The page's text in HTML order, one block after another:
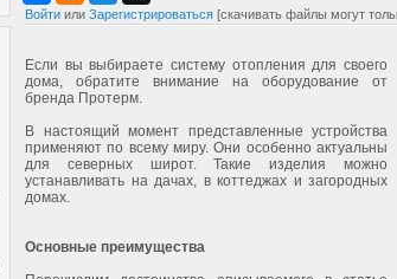
Войти или Зарегистрироваться [скачивать файлы могут
Если вы выбираете систему отопления для своего
дома, обратите внимание на оборудование от
бренда Протерм.
В настоящий момент представленные устройства
применяют по всему миру. Они особенно актуальны
для северных широт. Такие изделия можно
устанавливать на дачах, в коттеджах и загородных
домах.
Основные преимущества